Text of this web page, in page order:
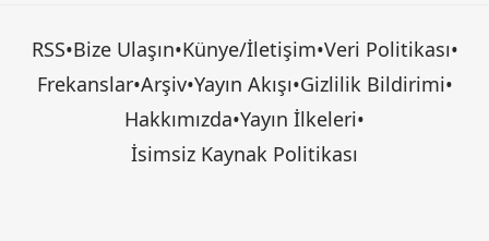
RSS•Bize Ulaşın•Künye/İletişim•Veri Politikası•
Frekanslar•Arşiv•Yayın Akışı•Gizlilik Bildirimi•
Hakkımızda•Yayın İlkeleri•
İsimsiz Kaynak Politikası